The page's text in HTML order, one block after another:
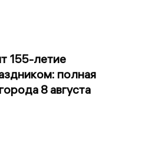
155-летие
полная
8 августа